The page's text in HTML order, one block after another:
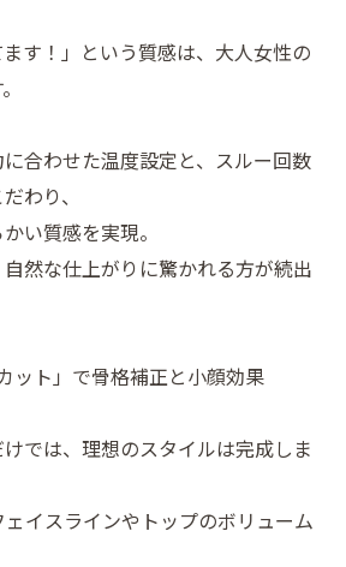
す！」という質感は、大人女性の
合わせた温度設定と、スルー回数
わり、
い質感を実現。
然な仕上がりに驚かれる方が続出
ット」で骨格補正と小顔効果
では、理想のスタイルは完成しま
イスラインやトップのボリューム